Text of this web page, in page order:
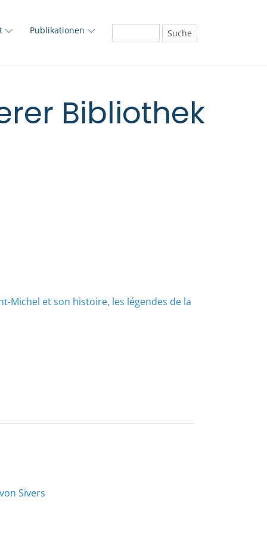
Publikationen
Bibliothek
Michel et son histoire, les légendes de la
Sivers